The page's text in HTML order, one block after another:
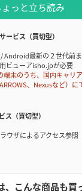
ょっと立ち読み
ービス（買切型）
Android最新の２世代前
ビューアisho.jpが必要
末のうち、国内キャリ
、Nexusなど）
ス（買切型）
ウザによるアクセス参照
こんな商品も買